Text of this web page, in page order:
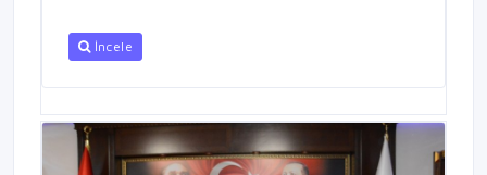
İncele